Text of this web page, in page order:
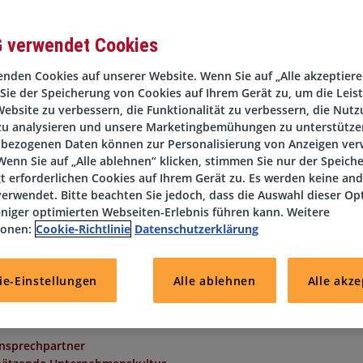
aus dem industriellen Hightech-Umfeld suchen wir
Elektroniker Schaltschrankbau (m/w/d)inMainz. In dieser
Dich am Standort Mainzein innovatives Arbeitsumfeld
Projekten. Das Unternehmen steht für Präzision, Qualität und
Industriebereich.
Sie uns einfach Ihren aktuellen Lebenslauf an mainz-
„Jetzt bewerben"-Button.
Qualifikation und Berufserfahrung
bei einem attraktiven Kundenunternehmen
verwendet Cookies
Cookies auf unserer Website. Wenn Sie auf „Alle
der Speicherung von Cookies auf Ihrem Gerät zu, um die
zu verbessern, die Funktionalität zu verbessern, die
analysieren und unsere Marketingbemühungen zu
Daten können zur Personalisierung von Anzeigen
Sie auf „Alle ablehnen“ klicken, stimmen Sie nur der
erforderlichen Cookies auf Ihrem Gerät zu. Es werden keine
Bitte beachten Sie jedoch, dass die Auswahl dieser
optimierten Webseiten-Erlebnis führen kann. Weitere
Cookie-Richtlinie Datenschutzerklärung
Einstellungen Alle ablehnen Alle